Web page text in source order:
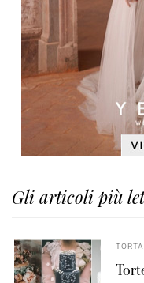
Gli articoli più